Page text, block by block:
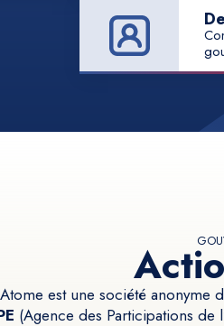
est une société anonyme
(Agence des Participations de